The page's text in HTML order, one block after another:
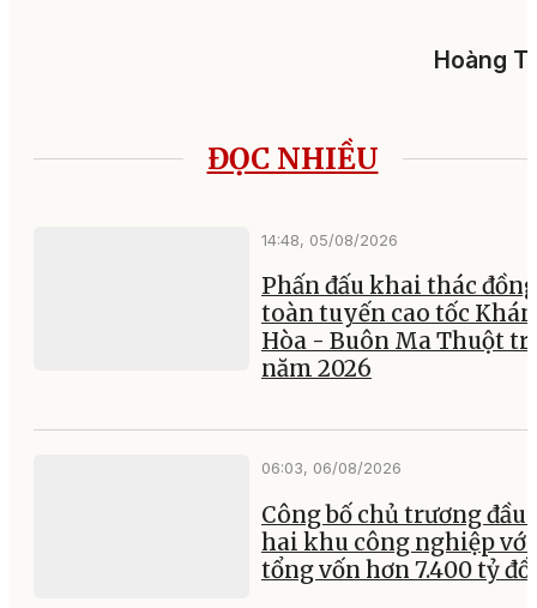
Hoàng
ĐỌC NHIỀU
14:48, 05/08/2026
Phấn đấu khai thác
toàn tuyến cao tốc
Hòa - Buôn Ma Thuột
năm 2026
06:03, 06/08/2026
Công bố chủ trương đầu
hai khu công nghiệp với
tổng vốn hơn 7.400 tỷ